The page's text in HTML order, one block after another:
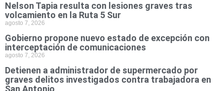
Nelson Tapia resulta con lesiones graves tras
volcamiento en la Ruta 5 Sur
agosto 7, 2026
Gobierno propone nuevo estado de excepción con
interceptación de comunicaciones
agosto 7, 2026
Detienen a administrador de supermercado por
graves delitos investigados contra trabajadora en
San Antonio